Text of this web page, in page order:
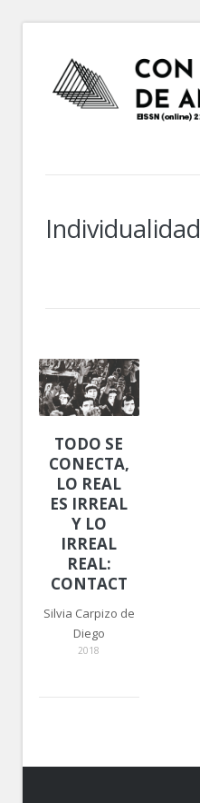
Individualidad
TODO SE
CONECTA,
LO REAL
ES IRREAL
Y LO
IRREAL
REAL:
CONTACT
Silvia Carpizo de
Diego
2018